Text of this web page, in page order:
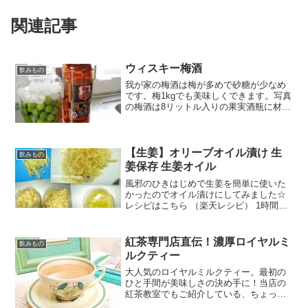
関連記事
飲みもの ウィスキー梅酒
我が家の梅酒は梅が多めで砂糖が少なめ
です。梅1kgでも美味しくできます。写真
の梅酒は8リットル入りの果実酒瓶に材料
飲みもの
【生姜】オリーブオイル漬け 生
姜保存 生姜オイル
風邪のひきはじめで生姜を簡単に使いた
かったのでオイル漬けにしてみました☆
レシピはこちら （楽天レシピ） 1時間以
飲みもの
紅茶専門店直伝！濃厚ロイヤルミ
ルクティー
大人気のロイヤルミルクティー。最初の
ひと手間が美味しさの決め手に！当店の
紅茶教室でもご紹介している、ちょっと